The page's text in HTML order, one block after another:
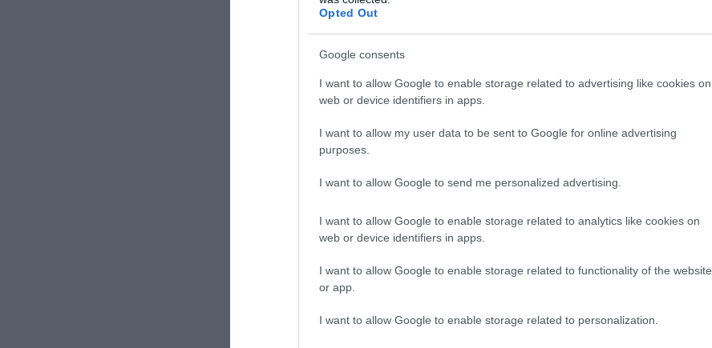
Opted Out
Google consents
I want to allow Google to enable storage related to advertising like cookies on
web or device identifiers in apps.
I want to allow my user data to be sent to Google for online advertising
purposes.
I want to allow Google to send me personalized advertising.
I want to allow Google to enable storage related to analytics like cookies on
web or device identifiers in apps.
I want to allow Google to enable storage related to functionality of the website
or app.
I want to allow Google to enable storage related to personalization.
ΣΧΟΛΙΑΣΤΕ ΤΟ ΑΡΘΡΟ